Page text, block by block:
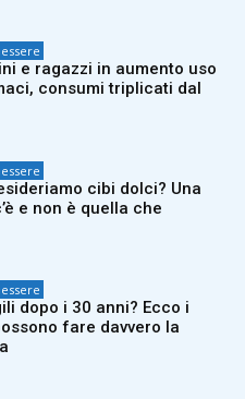
e ragazzi in aumento uso
consumi triplicati dal
cibi dolci? Una
e non è quella che
dopo i 30 anni? Ecco i
fare davvero la